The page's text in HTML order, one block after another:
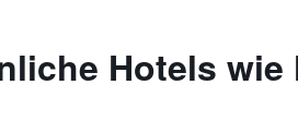
Hotels wie